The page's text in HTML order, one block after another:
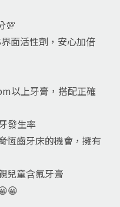
💯
面活性劑，安心加倍
以上牙膏，搭配正確
發生率
恆齒牙床的機會，擁有
兒童含氟牙膏